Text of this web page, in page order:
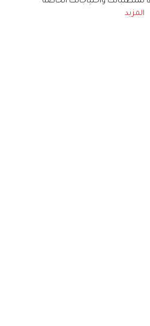
المزيد